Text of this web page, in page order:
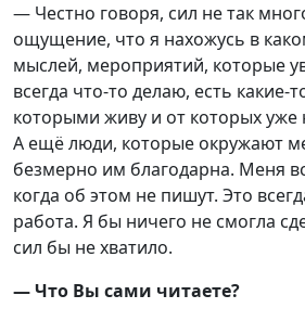
— Честно говоря, сил не так
ощущение, что я нахожусь в
мыслей, мероприятий, которые
всегда что-то делаю, есть какие-
которыми живу и от которых уже
А ещё люди, которые окружают
безмерно им благодарна. Меня
когда об этом не пишут. Это
работа. Я бы ничего не смогла
сил бы не хватило.
— Что Вы сами читаете?